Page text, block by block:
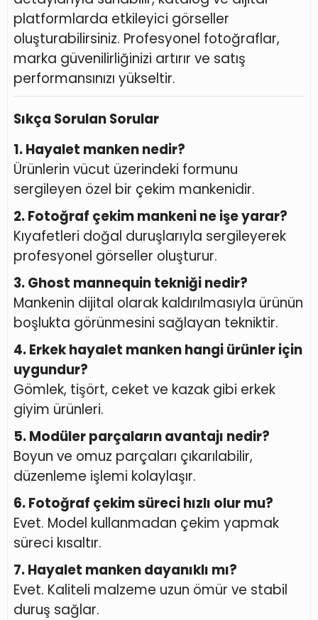
platformlarda etkileyici görseller
oluşturabilirsiniz. Profesyonel fotoğraflar,
marka güvenilirliğinizi artırır ve satış
performansınızı yükseltir.
Sıkça Sorulan Sorular
1. Hayalet manken nedir?
Ürünlerin vücut üzerindeki formunu
sergileyen özel bir çekim mankenidir.
2. Fotoğraf çekim mankeni ne işe yarar?
Kıyafetleri doğal duruşlarıyla sergileyerek
profesyonel görseller oluşturur.
3. Ghost mannequin tekniği nedir?
Mankenin dijital olarak kaldırılmasıyla ürünün
boşlukta görünmesini sağlayan tekniktir.
4. Erkek hayalet manken hangi ürünler için
uygundur?
Gömlek, tişört, ceket ve kazak gibi erkek
giyim ürünleri.
5. Modüler parçaların avantajı nedir?
Boyun ve omuz parçaları çıkarılabilir,
düzenleme işlemi kolaylaşır.
6. Fotoğraf çekim süreci hızlı olur mu?
Evet. Model kullanmadan çekim yapmak
süreci kısaltır.
7. Hayalet manken dayanıklı mı?
Evet. Kaliteli malzeme uzun ömür ve stabil
duruş sağlar.